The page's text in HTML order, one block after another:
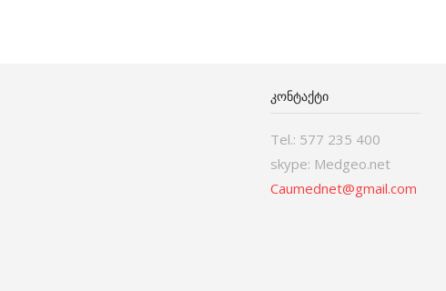
ᲙᲝᲜᲢᲐᲥᲢᲘ
Tel.: 577 235 400
skype: Medgeo.net
Caumednet@gmail.com